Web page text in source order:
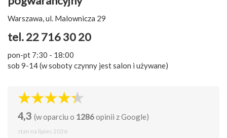
Warszawa, ul. Malownicza 29
tel. 22 716 30 20
pon-pt 7:30 - 18:00
sob 9-14 (w soboty czynny jest salon i używane)
4,3(w oparciu o 1286opinii z Google)
stan na lipiec 2026